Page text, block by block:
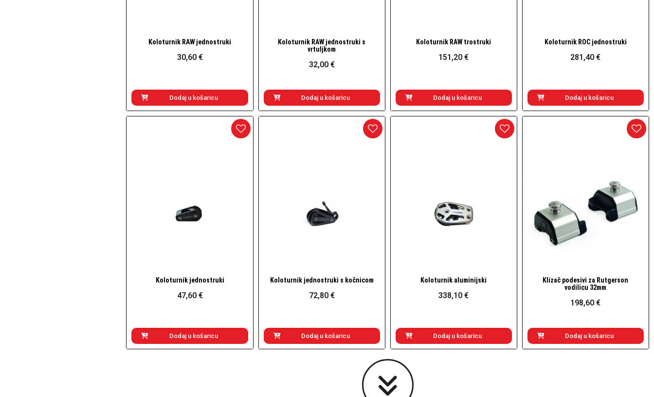
Brzi pogled
Koloturnik RAW jednostruki
30,60 €
Dodaj u košaricu
Brzi pogled
Koloturnik RAW jednostruki s
vrtuljkom
32,00 €
Dodaj u košaricu
Brzi pogled
Koloturnik RAW trostruki
151,20 €
Dodaj u košaricu
Brzi pogled
Koloturnik ROC jednostruki
281,40 €
Dodaj u košaricu
Brzi pogled
Koloturnik jednostruki
47,60 €
Dodaj u košaricu
Brzi pogled
Koloturnik jednostruki s kočnicom
72,80 €
Dodaj u košaricu
Brzi pogled
Koloturnik aluminijski
338,10 €
Dodaj u košaricu
Brzi pogled
Klizač podesivi za Rutgerson
vodilicu 32mm
198,60 €
Dodaj u košaricu